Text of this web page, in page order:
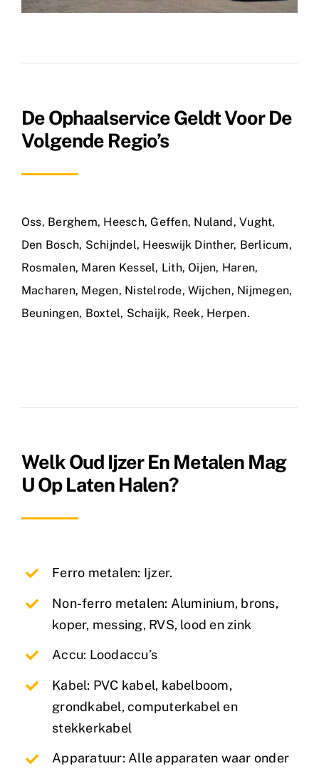
De Ophaalservice Geldt Voor De
Volgende Regio’s
Oss, Berghem, Heesch,Geffen, Nuland,Vught,
Den Bosch, Schijndel, Heeswijk Dinther, Berlicum,
Rosmalen, Maren Kessel, Lith,Oijen, Haren,
Macharen, Megen, Nistelrode, Wijchen, Nijmegen,
Beuningen, Boxtel, Schaijk, Reek, Herpen.
Welk Oud Ijzer En Metalen Mag
U Op Laten Halen?
Ferro metalen: Ijzer.
Non-ferro metalen: Aluminium, brons,
koper, messing, RVS, lood en zink
Accu: Loodaccu’s
Kabel: PVC kabel, kabelboom,
grondkabel, computerkabel en
stekkerkabel
Apparatuur: Alle apparaten waar onder